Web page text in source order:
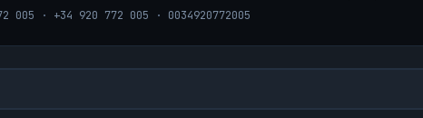
005 · +34 920 772 005 · 0034920772005